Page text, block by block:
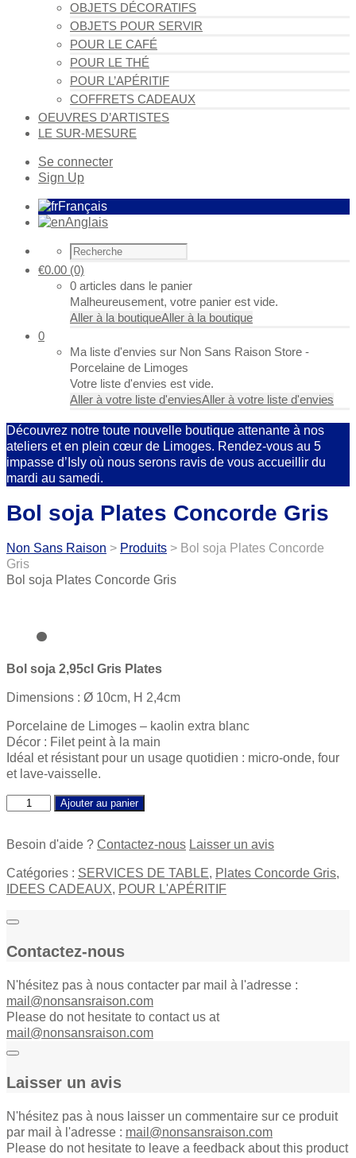
OBJETS DÉCORATIFS
OBJETS POUR SERVIR
POUR LE CAFÉ
POUR LE THÉ
POUR L’APÉRITIF
COFFRETS CADEAUX
OEUVRES D’ARTISTES
LE SUR-MESURE
Se connecter
Sign Up
Français
Anglais
€0.00 (0)
0 articles dans le panier
Malheureusement, votre panier est vide.
Aller à la boutiqueAller à la boutique
0
Ma liste d'envies sur Non Sans Raison Store -
Porcelaine de Limoges
Votre liste d'envies est vide.
Aller à votre liste d'enviesAller à votre liste d'envies
Découvrez notre toute nouvelle boutique attenante à nos
ateliers et en plein cœur de Limoges. Rendez-vous au 5
impasse d’Isly où nous serons ravis de vous accueillir du
mardi au samedi.
Bol soja Plates Concorde Gris
Non Sans Raison > Produits > Bol soja Plates Concorde
Gris
Bol soja Plates Concorde Gris
Bol soja 2,95cl Gris Plates
Dimensions : Ø 10cm, H 2,4cm
Porcelaine de Limoges – kaolin extra blanc
Décor : Filet peint à la main
Idéal et résistant pour un usage quotidien : micro-onde, four
et lave-vaisselle.
Concorde
Gris
quantity
Ajouter au panier
Besoin d'aide ? Contactez-nous Laisser un avis
Catégories : SERVICES DE TABLE, Plates Concorde Gris,
IDEES CADEAUX, POUR L'APÉRITIF
Contactez-nous
N'hésitez pas à nous contacter par mail à l'adresse :
mail@nonsansraison.com
Please do not hesitate to contact us at
mail@nonsansraison.com
Laisser un avis
N'hésitez pas à nous laisser un commentaire sur ce produit
par mail à l'adresse : mail@nonsansraison.com
Please do not hesitate to leave a feedback about this product